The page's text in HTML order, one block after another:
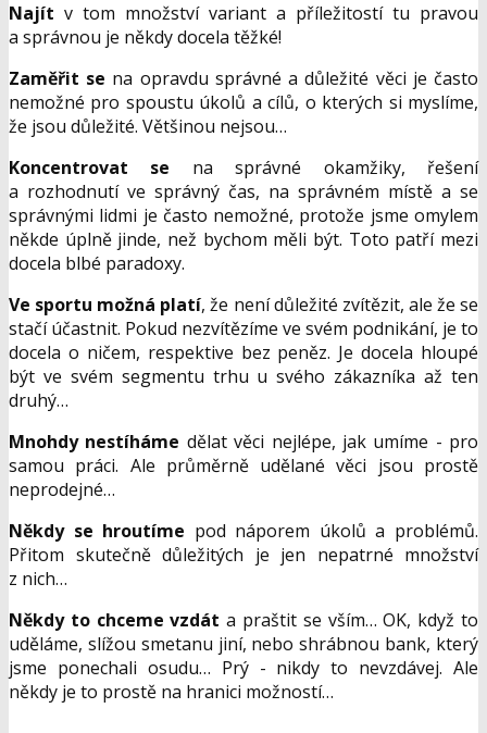
Najít v tom množství variant a příležitostí tu pravou
a správnou je někdy docela těžké!
Zaměřit se na opravdu správné a důležité věci je často
nemožné pro spoustu úkolů a cílů, o kterých si myslíme,
že jsou důležité. Většinou nejsou…
Koncentrovat se na správné okamžiky, řešení
a rozhodnutí ve správný čas, na správném místě a se
správnými lidmi je často nemožné, protože jsme omylem
někde úplně jinde, než bychom měli být. Toto patří mezi
docela blbé paradoxy.
Ve sportu možná platí, že není důležité zvítězit, ale že se
stačí účastnit. Pokud nezvítězíme ve svém podnikání, je to
docela o ničem, respektive bez peněz. Je docela hloupé
být ve svém segmentu trhu u svého zákazníka až ten
druhý…
Mnohdy nestíháme dělat věci nejlépe, jak umíme - pro
samou práci. Ale průměrně udělané věci jsou prostě
neprodejné…
Někdy se hroutíme pod náporem úkolů a problémů.
Přitom skutečně důležitých je jen nepatrné množství
z nich…
Někdy to chceme vzdát a praštit se vším… OK, když to
uděláme, slížou smetanu jiní, nebo shrábnou bank, který
jsme ponechali osudu… Prý - nikdy to nevzdávej. Ale
někdy je to prostě na hranici možností…